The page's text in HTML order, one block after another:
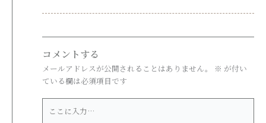
コメントする
メールアドレスが公開されることはありません。 ※ が付い
ている欄は必須項目です